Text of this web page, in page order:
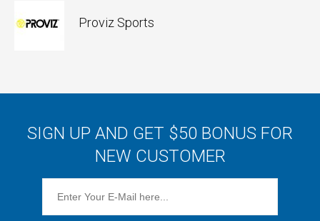
Proviz Sports
SIGN UP AND GET $50 BONUS FOR
NEW CUSTOMER